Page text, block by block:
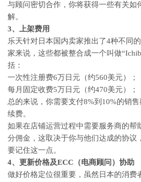
与顾问密切合作，你将获得一些有关如
解。
3、上架费用
乐天针对日本国内卖家推出了4种不同
家来说，这些都被整合成一个叫做
括：
一次性注册费6万日元（约560美元）；
每月固定收费5万日元（约470美元）；
总的来说，你需要支付8%到10%的销
续费。
如果在店铺运营过程中需要服务商的帮
分佣金，这取决于你与他们达成的协议
要记住这一点。
4、更新价格及ECC（电商顾问）协助
做好价格定位很重要，虽然日本的消费